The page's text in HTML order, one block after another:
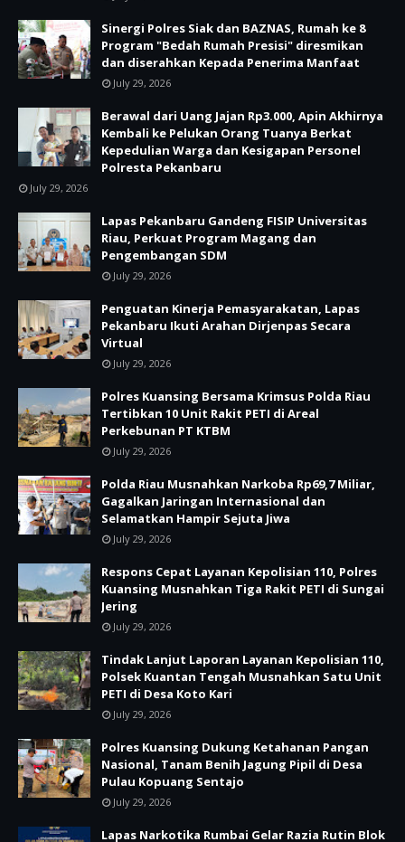
Sinergi Polres Siak dan BAZNAS, Rumah ke 8
Program "Bedah Rumah Presisi" diresmikan
dan diserahkan Kepada Penerima Manfaat
July 29, 2026
Berawal dari Uang Jajan Rp3.000, Apin Akhirnya
Kembali ke Pelukan Orang Tuanya Berkat
Kepedulian Warga dan Kesigapan Personel
Polresta Pekanbaru
July 29, 2026
Lapas Pekanbaru Gandeng FISIP Universitas
Riau, Perkuat Program Magang dan
Pengembangan SDM
July 29, 2026
Penguatan Kinerja Pemasyarakatan, Lapas
Pekanbaru Ikuti Arahan Dirjenpas Secara
Virtual
July 29, 2026
Polres Kuansing Bersama Krimsus Polda Riau
Tertibkan 10 Unit Rakit PETI di Areal
Perkebunan PT KTBM
July 29, 2026
Polda Riau Musnahkan Narkoba Rp69,7 Miliar,
Gagalkan Jaringan Internasional dan
Selamatkan Hampir Sejuta Jiwa
July 29, 2026
Respons Cepat Layanan Kepolisian 110, Polres
Kuansing Musnahkan Tiga Rakit PETI di Sungai
Jering
July 29, 2026
Tindak Lanjut Laporan Layanan Kepolisian 110,
Polsek Kuantan Tengah Musnahkan Satu Unit
PETI di Desa Koto Kari
July 29, 2026
Polres Kuansing Dukung Ketahanan Pangan
Nasional, Tanam Benih Jagung Pipil di Desa
Pulau Kopuang Sentajo
July 29, 2026
Lapas Narkotika Rumbai Gelar Razia Rutin Blok